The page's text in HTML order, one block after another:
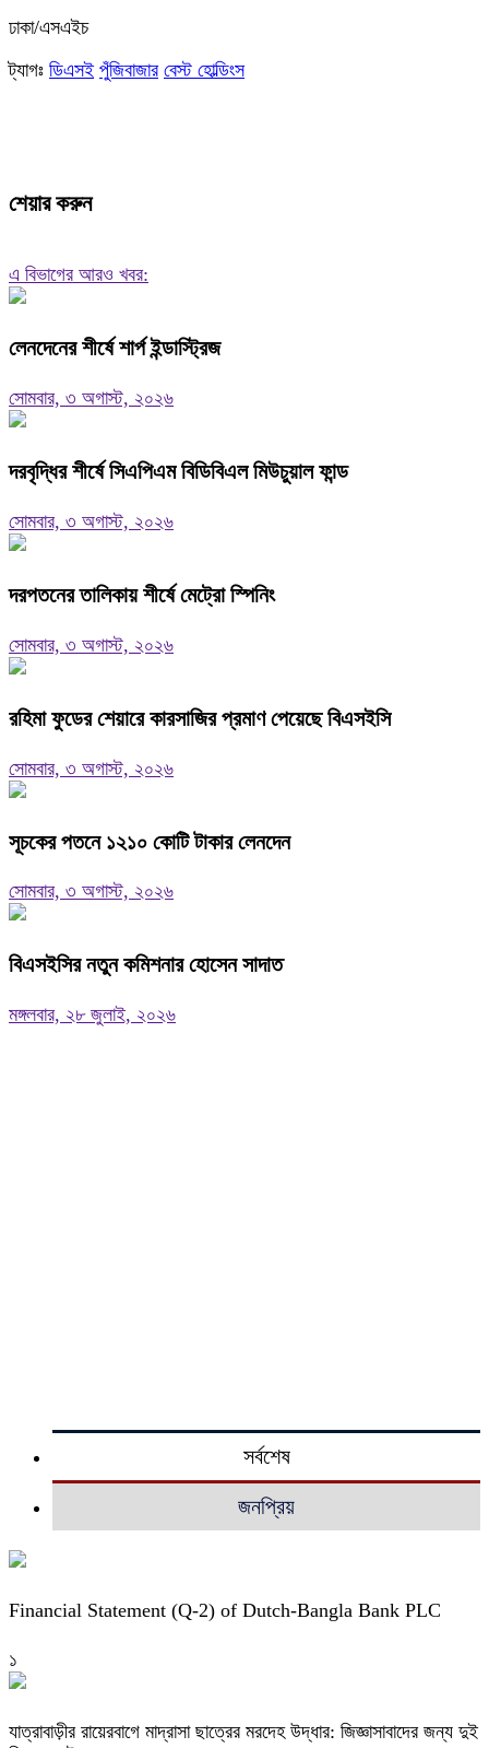
ঢাকা/এসএইচ
ট্যাগঃ ডিএসই পুঁজিবাজার বেস্ট হোল্ডিংস
শেয়ার করুন
এ বিভাগের আরও খবর:
লেনদেনের শীর্ষে শার্প ইন্ডাস্ট্রিজ
সোমবার, ৩ অগাস্ট, ২০২৬
দরবৃদ্ধির শীর্ষে সিএপিএম বিডিবিএল মিউচুয়াল ফান্ড
সোমবার, ৩ অগাস্ট, ২০২৬
দরপতনের তালিকায় শীর্ষে মেট্রো স্পিনিং
সোমবার, ৩ অগাস্ট, ২০২৬
রহিমা ফুডের শেয়ারে কারসাজির প্রমাণ পেয়েছে বিএসইসি
সোমবার, ৩ অগাস্ট, ২০২৬
সূচকের পতনে ১২১০ কোটি টাকার লেনদেন
সোমবার, ৩ অগাস্ট, ২০২৬
বিএসইসির নতুন কমিশনার হোসেন সাদাত
মঙ্গলবার, ২৮ জুলাই, ২০২৬
সর্বশেষ
জনপ্রিয়
Financial Statement (Q-2) of Dutch-Bangla Bank PLC
১
যাত্রাবাড়ীর রায়েরবাগে মাদ্রাসা ছাত্রের মরদেহ উদ্ধার: জিজ্ঞাসাবাদের জন্য দুই